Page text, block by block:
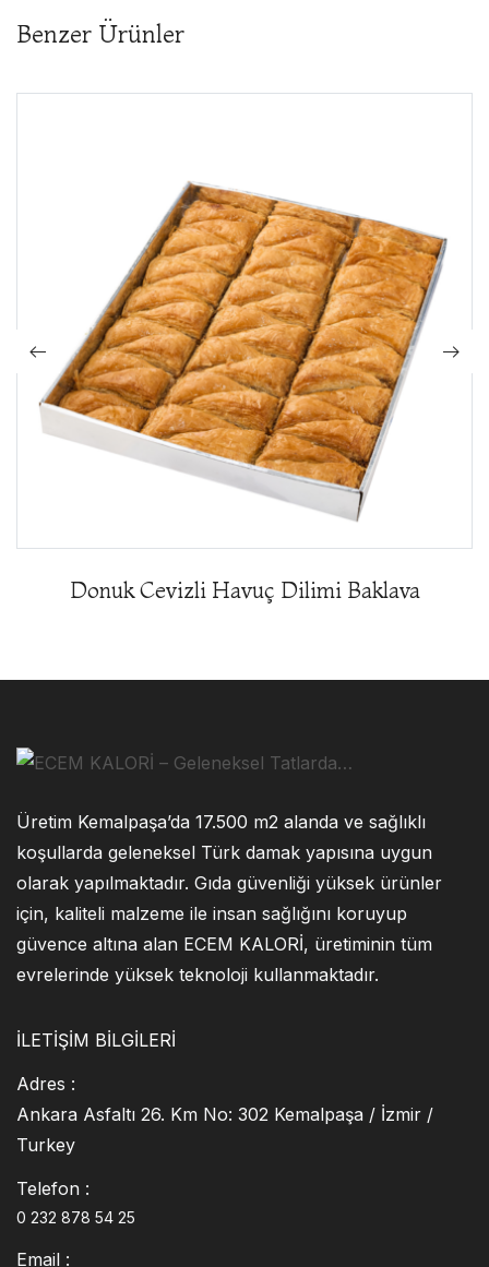
Benzer Ürünler
Donuk Cevizli Havuç Dilimi Baklava
Üretim Kemalpaşa’da 17.500 m2 alanda ve sağlıklı
koşullarda geleneksel Türk damak yapısına uygun
olarak yapılmaktadır. Gıda güvenliği yüksek ürünler
için, kaliteli malzeme ile insan sağlığını koruyup
güvence altına alan ECEM KALORİ, üretiminin tüm
evrelerinde yüksek teknoloji kullanmaktadır.
İLETIŞIM BILGILERI
Adres :
Ankara Asfaltı 26. Km No: 302 Kemalpaşa / İzmir /
Turkey
Telefon :
0 232 878 54 25
Email :